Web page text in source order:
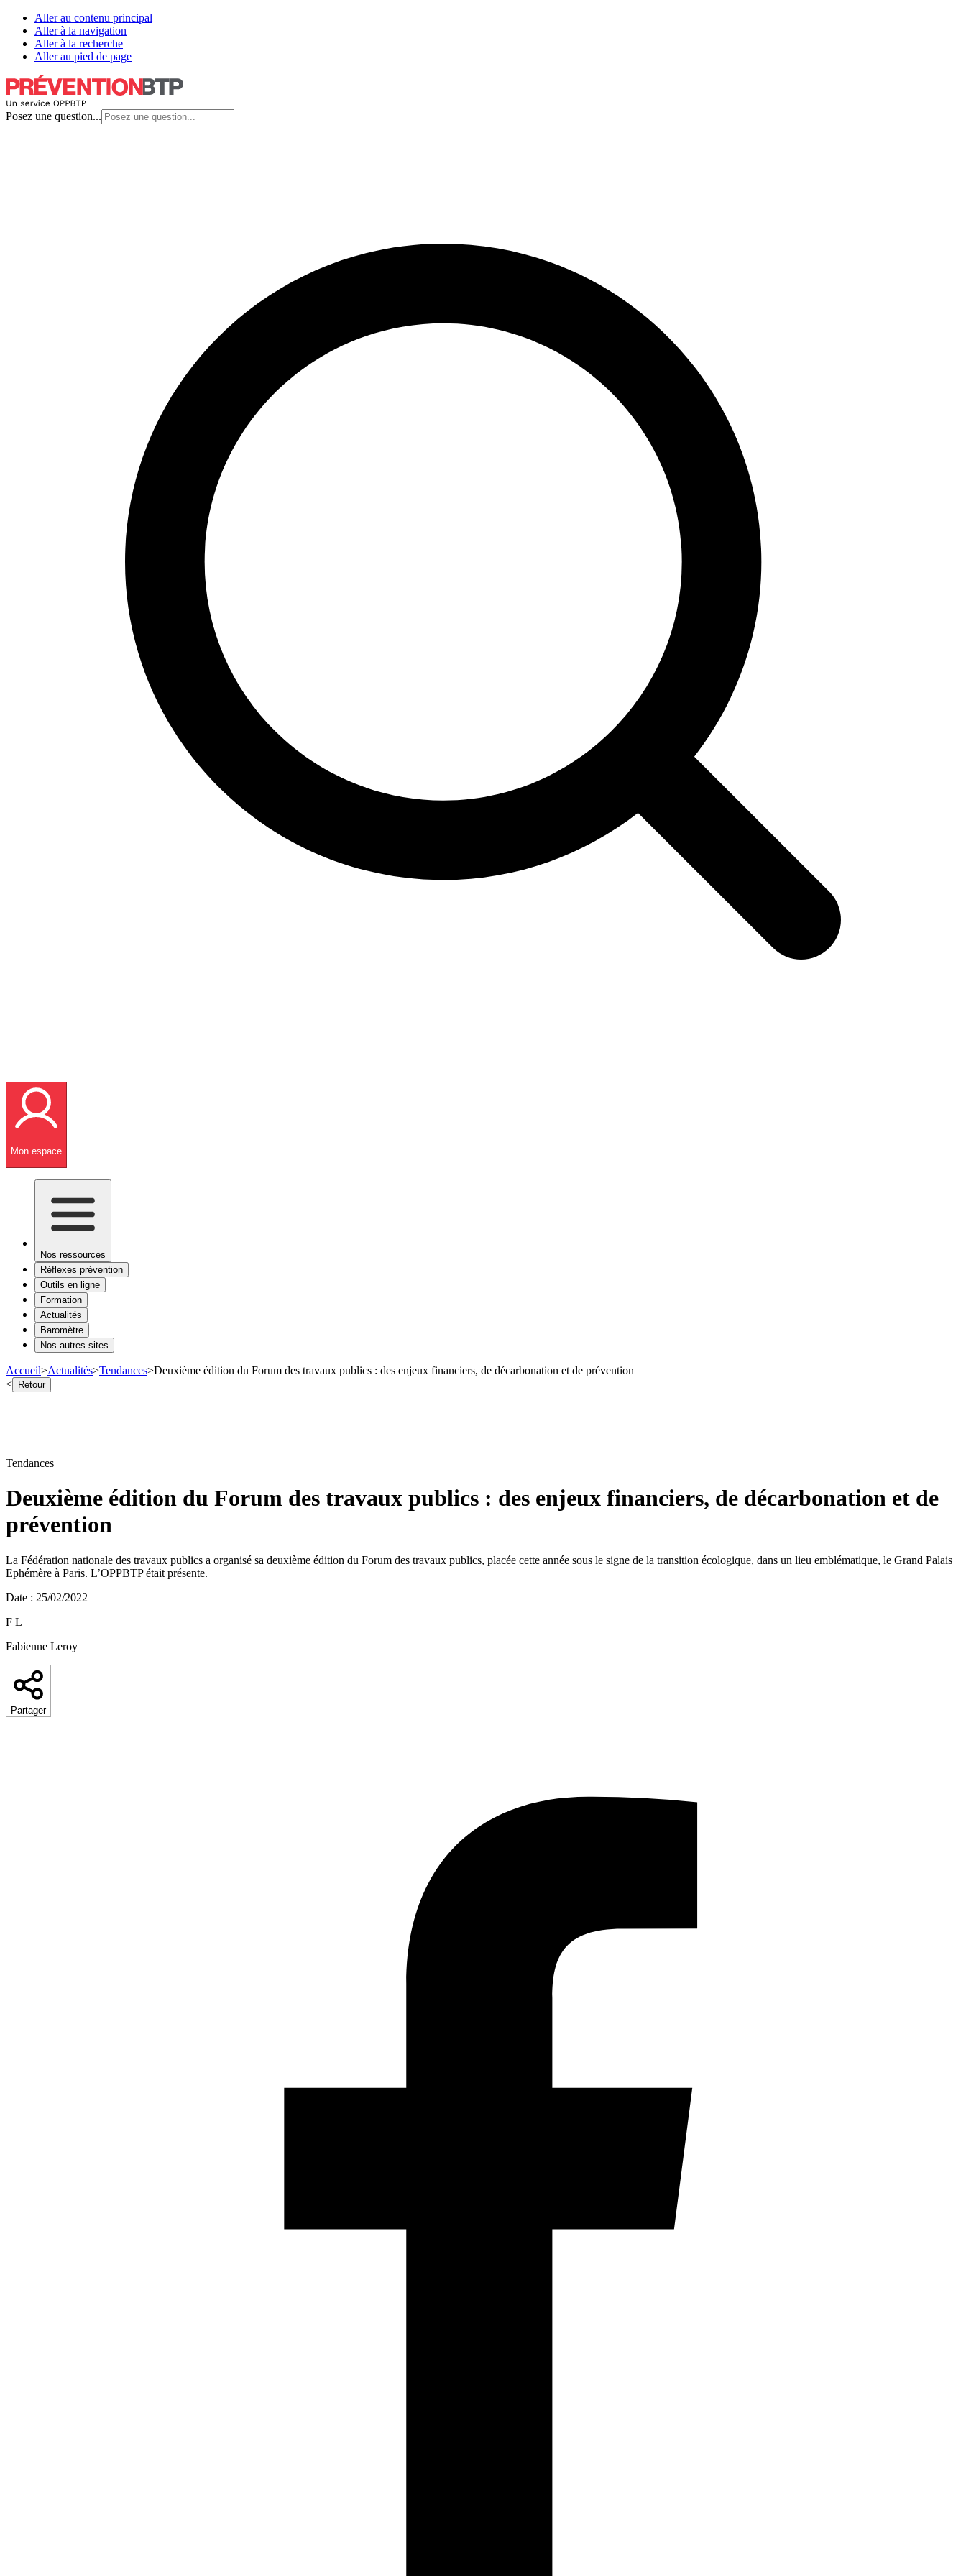
Aller au contenu principal
Aller à la navigation
Aller à la recherche
Aller au pied de page
Posez une question...
Mon espace
Nos ressources
Réflexes prévention
Outils en ligne
Formation
Actualités
Baromètre
Nos autres sites
Accueil>Actualités>Tendances>Deuxième édition du Forum des travaux publics : des enjeux financiers, de décarbonation et de prévention
< Retour
Tendances
Deuxième édition du Forum des travaux publics : des enjeux financiers, de décarbonation et de
prévention
La Fédération nationale des travaux publics a organisé sa deuxième édition du Forum des travaux publics, placée cette année sous le signe de la transition écologique, dans un lieu emblématique, le Grand Palais
Ephémère à Paris. L’OPPBTP était présente.
Date : 25/02/2022
F L
Fabienne Leroy
Partager